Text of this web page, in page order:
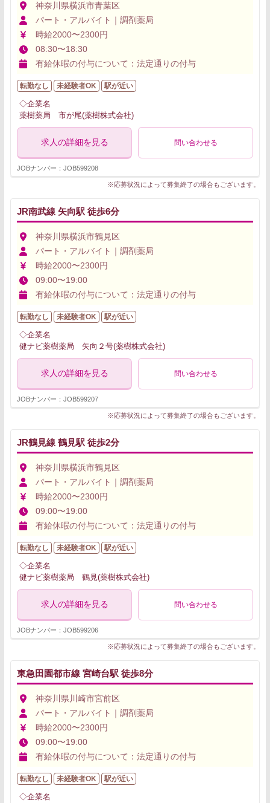
神奈川県横浜市青葉区
パート・アルバイト｜調剤薬局
時給2000〜2300円
08:30〜18:30
有給休暇の付与について：法定通りの付与
転勤なし 未経験者OK 駅が近い
◇企業名
薬樹薬局 市が尾(薬樹株式会社)
求人の詳細を見る 問い合わせる
JOBナンバー：JOB599208
※応募状況によって募集終了の場合もございます。
JR南武線 矢向駅 徒歩6分
神奈川県横浜市鶴見区
パート・アルバイト｜調剤薬局
時給2000〜2300円
09:00〜19:00
有給休暇の付与について：法定通りの付与
転勤なし 未経験者OK 駅が近い
◇企業名
健ナビ薬樹薬局 矢向２号(薬樹株式会社)
求人の詳細を見る 問い合わせる
JOBナンバー：JOB599207
※応募状況によって募集終了の場合もございます。
JR鶴見線 鶴見駅 徒歩2分
神奈川県横浜市鶴見区
パート・アルバイト｜調剤薬局
時給2000〜2300円
09:00〜19:00
有給休暇の付与について：法定通りの付与
転勤なし 未経験者OK 駅が近い
◇企業名
健ナビ薬樹薬局 鶴見(薬樹株式会社)
求人の詳細を見る 問い合わせる
JOBナンバー：JOB599206
※応募状況によって募集終了の場合もございます。
東急田園都市線 宮崎台駅 徒歩8分
神奈川県川崎市宮前区
パート・アルバイト｜調剤薬局
時給2000〜2300円
09:00〜19:00
有給休暇の付与について：法定通りの付与
転勤なし 未経験者OK 駅が近い
◇企業名